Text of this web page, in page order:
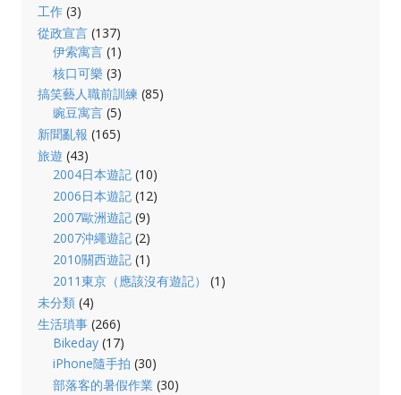
工作(3)
從政宣言(137)
伊索寓言 (1)
核口可樂 (3)
搞笑藝人職前訓練 (85)
豌豆寓言 (5)
新聞亂報 (165)
旅遊 (43)
2004日本遊記 (10)
2006日本遊記 (12)
2007歐洲遊記 (9)
2007沖繩遊記 (2)
2010關西遊記 (1)
2011東京（應該沒有遊記）
(1)
未分類(4)
生活瑣事(266)
Bikeday (17)
iPhone隨手拍 (30)
部落客的暑假作業 (30)